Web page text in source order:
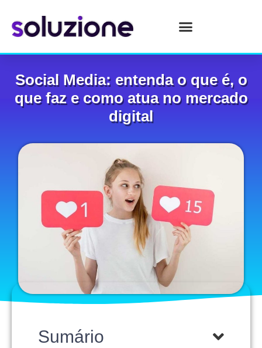
Social Media: entenda o que é, o
que faz e como atua no mercado
digital
Sumário